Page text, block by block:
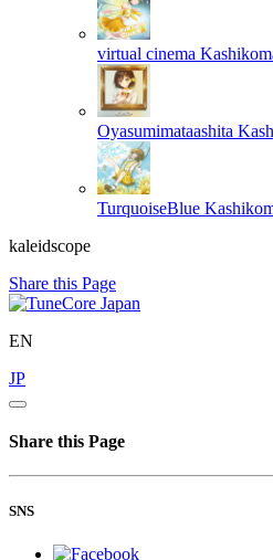
virtual cinema
Oyasumimataashita
TurquoiseBlue
kaleidscope
Share this Page
EN
JP
Share this Page
SNS